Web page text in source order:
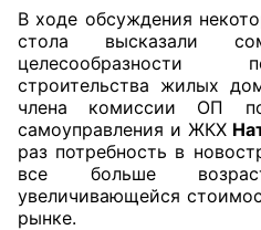
Порядок работы ЦОН
Аппарат ОП КО
УСТАВ ГКУ “АППАРАТ
Доходы руководителя
В ходе обсуждения
стола высказали
целесообразности
строительства жилых
члена комиссии ОП
самоуправления и ЖКХ
раз потребность в
все больше
увеличивающейся
рынке.